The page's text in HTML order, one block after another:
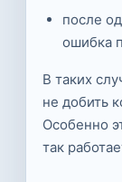
после
ошибка
В таких
не добить
Особенно
так